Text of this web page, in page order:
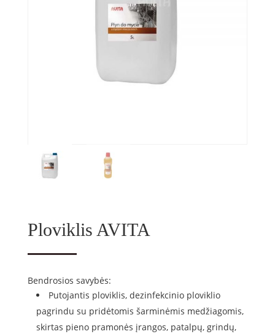
Ploviklis AVITA
Bendrosios savybės:
Putojantis ploviklis, dezinfekcinio ploviklio
pagrindu su pridėtomis šarminėmis medžiagomis,
skirtas pieno pramonės įrangos, patalpų, grindų,